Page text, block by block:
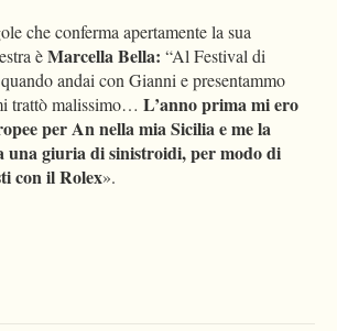
che conferma apertamente la sua
èMarcella Bella: “Al Festival di
andai con Gianni e presentammo
trattò malissimo… L’anno prima mi ero
per An nella mia Sicilia e me la
una giuria di sinistroidi, per modo di
con il Rolex».